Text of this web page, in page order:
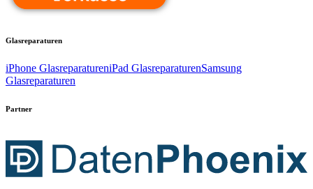
Glasreparaturen
iPhone GlasreparatureniPad GlasreparaturenSamsung
Glasreparaturen
Partner